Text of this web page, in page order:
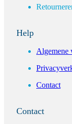
Help
Algemene
Contact
Contact